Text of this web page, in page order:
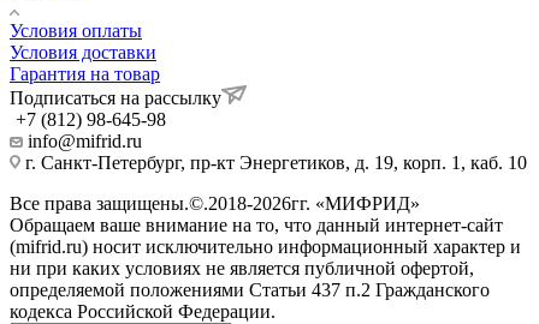
Условия оплаты
Условия доставки
Гарантия на товар
Подписаться на рассылку
+7 (812) 98-645-98
info@mifrid.ru
г. Санкт-Петербург, пр-кт Энергетиков, д. 19, корп. 1, каб. 10
Все права защищены.©.2018-2026гг. «МИФРИД»
Обращаем ваше внимание на то, что данный интернет-сайт
(mifrid.ru) носит исключительно информационный характер и
ни при каких условиях не является публичной офертой,
определяемой положениями Статьи 437 п.2 Гражданского
кодекса Российской Федерации.